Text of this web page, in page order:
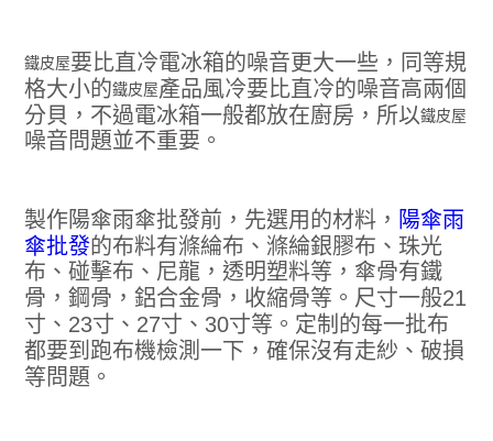
鐵皮屋要比直冷電冰箱的噪音更大一些，同等規
格大小的鐵皮屋產品風冷要比直冷的噪音高兩個
分貝，不過電冰箱一般都放在廚房，所以鐵皮屋
噪音問題並不重要。
製作陽傘雨傘批發前，先選用的材料， 陽傘雨
傘批發的布料有滌綸布、滌綸銀膠布、珠光
布、碰擊布、尼龍，透明塑料等，傘骨有鐵
骨，鋼骨，鋁合金骨，收縮骨等。尺寸一般21
寸、23寸、27寸、30寸等。定制的每一批布
都要到跑布機檢測一下，確保沒有走紗、破損
等問題。